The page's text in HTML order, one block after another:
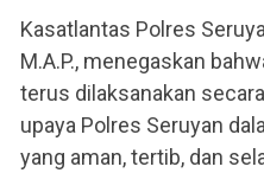
Kasatlantas Polres
M.A.P., menegaskan
terus dilaksanakan
upaya Polres Seruyan
yang aman, tertib, dan